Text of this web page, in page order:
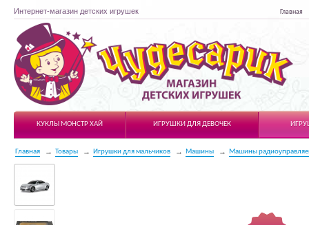
Интернет-магазин детских игрушек Главная
Чудесарик
КУКЛЫ МОНСТР ХАЙ
ИГРУШКИ ДЛЯ ДЕВОЧЕК
Главная Товары Игрушки для мальчиков Машины Машины